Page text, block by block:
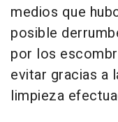
medios que
posible
por los
evitar gracias a
limpieza